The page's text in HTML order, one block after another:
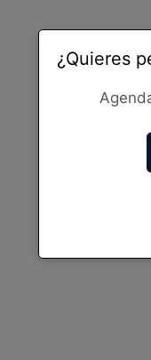
¿Quieres